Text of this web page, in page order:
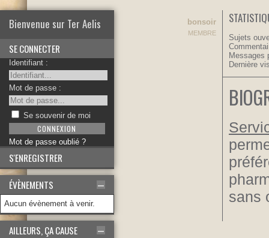
Bienvenue sur Ter Aelis
SE CONNECTER
Identifiant :
Mot de passe :
Se souvenir de moi
Mot de passe oublié ?
S'ENREGISTRER
ÉVÈNEMENTS
Aucun évènement à venir.
AILLEURS, ÇA CAUSE
bonsoir
MEMBRE
Sujets
Messages
Dernière
sans